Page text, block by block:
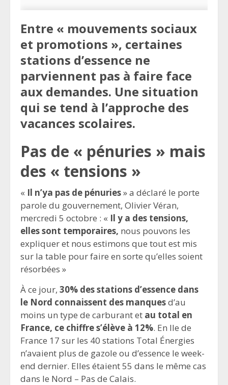
Entre « mouvements sociaux
et promotions », certaines
stations d’essence ne
parviennent pas à faire face
aux demandes. Une situation
qui se tend à l’approche des
vacances scolaires.
Pas de « pénuries » mais
des « tensions »
« Il n’ya pas de pénuries» a déclaré le porte
parole du gouvernement, Olivier Véran,
mercredi 5 octobre : « Il y a des tensions,
elles sont temporaires, nous pouvons les
expliquer et nous estimons que tout est mis
sur la table pour faire en sorte qu’elles soient
résorbées »
À ce jour, 30% des stations d’essence dans
le Nord connaissent des manquesd’au
moins un type de carburant et au total en
France, ce chiffre s’élève à 12%. En Ile de
France 17 sur les 40 stations Total Énergies
n’avaient plus de gazole ou d’essence le week-
end dernier. Elles étaient 55 dans le même cas
dans le Nord – Pas de Calais.